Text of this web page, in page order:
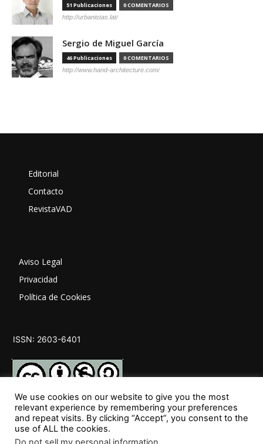
51 Publicaciones 0 COMENTARIOS
http://urbanistas.lat/
Sergio de Miguel García
46 Publicaciones 0 COMENTARIOS
http://www.hand-architecture.com/
Editorial
Contacto
RevistaVAD
Aviso Legal
Privacidad
Política de Cookies
ISSN: 2603-6401
SÍGUENOS
We use cookies on our website to give you the most
relevant experience by remembering your preferences
and repeat visits. By clicking “Accept”, you consent to the
use of ALL the cookies.